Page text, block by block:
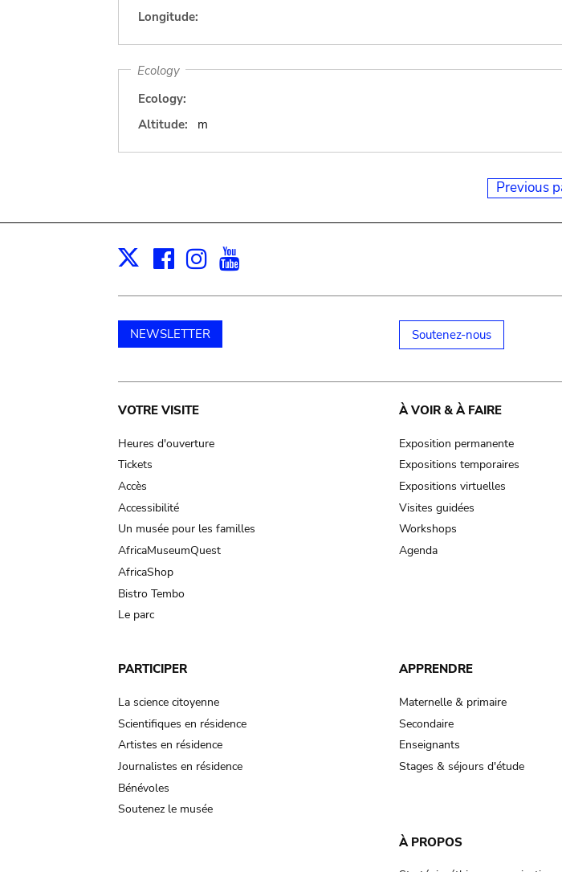
Longitude:
Ecology
Ecology:
Altitude:
m
Previous
X Facebook
Instagram
NEWSLETTER Soutenez-nous
Main
navigation
VOTRE VISITE
Heures d'ouverture
Tickets
Accès
Accessibilité
Un musée pour les familles
AfricaMuseumQuest
AfricaShop
Bistro Tembo
Le parc
À VOIR & À FAIRE
Exposition permanente
Expositions temporaires
Expositions virtuelles
Visites guidées
Workshops
Agenda
PARTICIPER
La science citoyenne
Scientifiques en résidence
Artistes en résidence
Journalistes en résidence
Bénévoles
Soutenez le musée
APPRENDRE
Maternelle & primaire
Secondaire
Enseignants
Stages & séjours d'étude
À PROPOS